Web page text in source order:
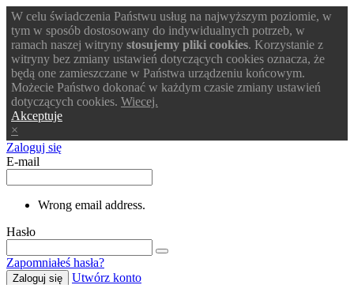
W celu świadczenia Państwu usług na najwyższym poziomie, w
tym w sposób dostosowany do indywidualnych potrzeb, w
ramach naszej witryny stosujemy pliki cookies. Korzystanie z
witryny bez zmiany ustawień dotyczących cookies oznacza, że
będą one zamieszczane w Państwa urządzeniu końcowym.
Możecie Państwo dokonać w każdym czasie zmiany ustawień
dotyczących cookies. Wiecej.
Akceptuje
×
Zaloguj się
E-mail
Wrong email address.
Hasło
Zapomniałeś hasła?
Zaloguj się
Utwórz konto